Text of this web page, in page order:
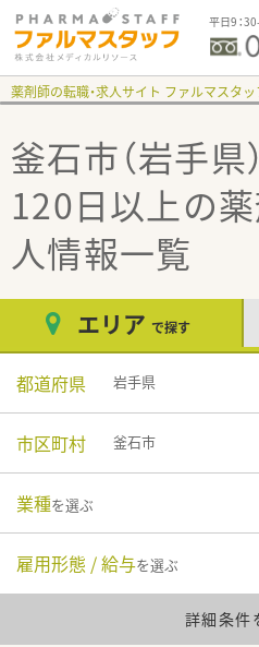
平日9：
薬剤師の転職・求人サイト ファルマスタッ
釜石市（岩手県
120日以上の
人情報一覧
エリア で探す
都道府県 岩手県
市区町村 釜石市
業種を選ぶ
雇用形態 / 給与を選ぶ
詳細条件